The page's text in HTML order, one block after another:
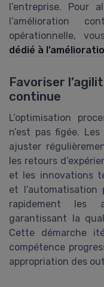
l’entreprise.
l’amélioration
opérationnelle,
dédié à
Favoriser
continue
L’optimisation
n’est pas figée.
ajuster
les retours
et les innovations
et l’automatisation
rapidement les
garantissant la
Cette démarche
compétence
appropriation des